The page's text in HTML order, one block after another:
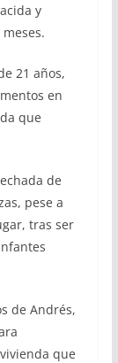
y
21 años,
en
que
de
pese a
tras ser
de Andrés,
que